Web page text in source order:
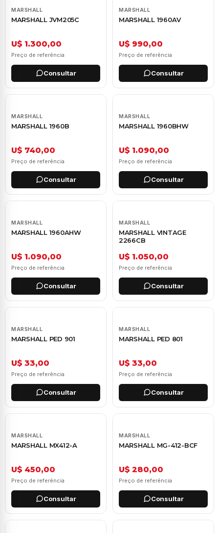
MARSHALL
MARSHALL JVM205C
U$ 1.300,00
Preço de referência
Consultar
MARSHALL
MARSHALL 1960AV
U$ 990,00
Preço de referência
Consultar
MARSHALL
MARSHALL 1960B
U$ 740,00
Preço de referência
Consultar
MARSHALL
MARSHALL 1960BHW
U$ 1.090,00
Preço de referência
Consultar
MARSHALL
MARSHALL 1960AHW
U$ 1.090,00
Preço de referência
Consultar
MARSHALL
MARSHALL VINTAGE
2266CB
U$ 1.050,00
Preço de referência
Consultar
MARSHALL
MARSHALL PED 901
U$ 33,00
Preço de referência
Consultar
MARSHALL
MARSHALL PED 801
U$ 33,00
Preço de referência
Consultar
MARSHALL
MARSHALL MX412-A
U$ 450,00
Preço de referência
Consultar
MARSHALL
MARSHALL MG-412-BCF
U$ 280,00
Preço de referência
Consultar